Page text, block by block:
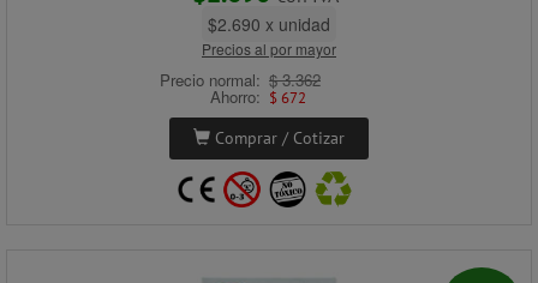
$2.690 x unidad
Precios al por mayor
Precio normal: $ 3.362
Ahorro: $ 672
Comprar / Cotizar